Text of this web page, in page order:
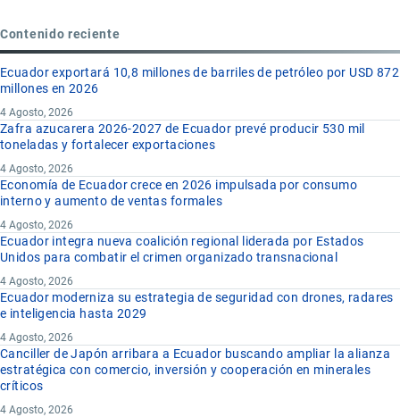
Contenido reciente
Ecuador exportará 10,8 millones de barriles de petróleo por USD 872
millones en 2026
4 Agosto, 2026
Zafra azucarera 2026-2027 de Ecuador prevé producir 530 mil
toneladas y fortalecer exportaciones
4 Agosto, 2026
Economía de Ecuador crece en 2026 impulsada por consumo
interno y aumento de ventas formales
4 Agosto, 2026
Ecuador integra nueva coalición regional liderada por Estados
Unidos para combatir el crimen organizado transnacional
4 Agosto, 2026
Ecuador moderniza su estrategia de seguridad con drones, radares
e inteligencia hasta 2029
4 Agosto, 2026
Canciller de Japón arribara a Ecuador buscando ampliar la alianza
estratégica con comercio, inversión y cooperación en minerales
críticos
4 Agosto, 2026